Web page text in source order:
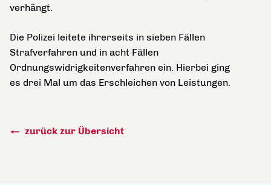
verhängt.
Die Polizei leitete ihrerseits in sieben Fällen
Strafverfahren und in acht Fällen
Ordnungswidrigkeitenverfahren ein. Hierbei ging
es drei Mal um das Erschleichen von Leistungen.
zurück zur Übersicht